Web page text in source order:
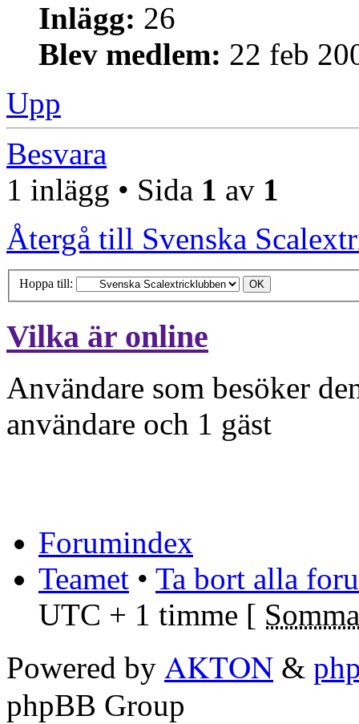
Inlägg: 26
Blev medlem: 22 feb
Upp
Besvara
1 inlägg • Sida 1 av 1
Återgå till Svenska
Hoppa till:
Vilka är online
Användare som besöker
användare och 1 gäst
Forumindex
Teamet • Ta bort alla
UTC + 1 timme [
Powered by AKTON &
phpBB Group